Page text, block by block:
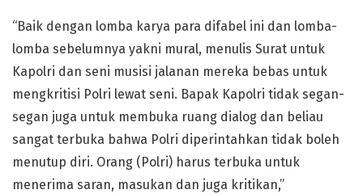
“Baik dengan lomba karya para difabel ini dan lomba-
lomba sebelumnya yakni mural, menulis Surat untuk
Kapolri dan seni musisi jalanan mereka bebas untuk
mengkritisi Polri lewat seni. Bapak Kapolri tidak segan-
segan juga untuk membuka ruang dialog dan beliau
sangat terbuka bahwa Polri diperintahkan tidak boleh
menutup diri. Orang (Polri) harus terbuka untuk
menerima saran, masukan dan juga kritikan,”